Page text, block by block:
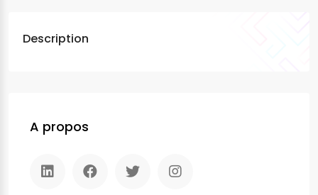
Description
A propos